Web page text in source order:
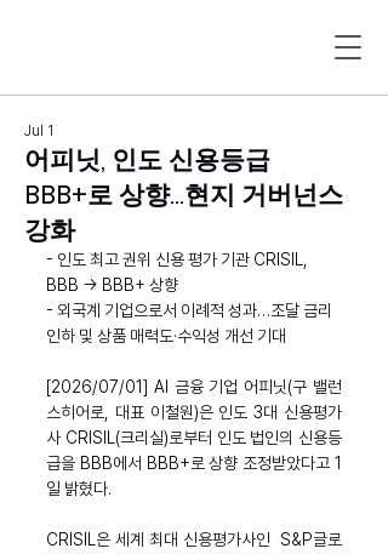
어피닛, 인도 신용등급
BBB+로 상향...현지 거버넌스
강화
Jul 1
- 인도 최고 권위 신용 평가 기관 CRISIL,
BBB → BBB+ 상향
- 외국계 기업으로서 이례적 성과…조달 금리
인하 및 상품 매력도·수익성 개선 기대
[2026/07/01] AI 금융 기업 어피닛(구 밸런
스히어로, 대표 이철원)은 인도 3대 신용평가
사 CRISIL(크리실)로부터 인도 법인의 신용등
급을 BBB에서 BBB+로 상향 조정받았다고 1
일 밝혔다.
CRISIL은 세계 최대 신용평가사인  S&P글로